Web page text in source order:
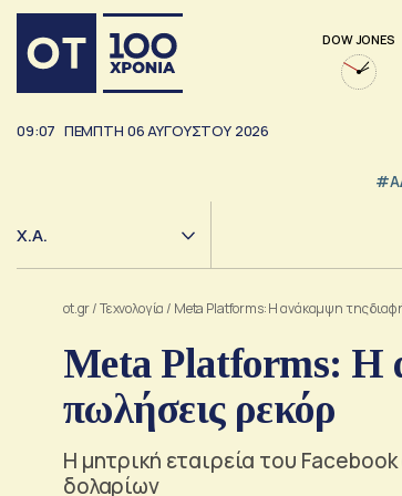
DOW JONES
09:07 ΠΕΜΠΤΗ 06ΑΥΓΟΥΣΤΟΥ 2026
Χ.Α.
ot.gr/Τεχνολογία / Meta Platforms: Η ανάκαμψη της
Meta Platforms: Η
πωλήσεις ρεκόρ
Η μητρική εταιρεία του
δολαρίων